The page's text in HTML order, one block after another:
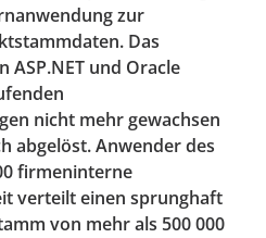
zur
Das
ASP.NET und Oracle
nicht mehr gewachsen
abgelöst. Anwender des
firmeninterne
verteilt einen sprunghaft
von mehr als 500 000